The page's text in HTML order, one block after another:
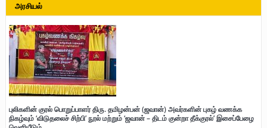
அரசியல்
புலிகளின் குரல் பொறுப்பாளர் திரு. தமிழன்பன் (ஜவான்) அவர்களின் புகழ் வணக்க
நிகழ்வும் ‘விடுதலைச் சிற்பி’ நூல் மற்றும் ‘ஜவான் – திடம் குன்றா தீக்குரல்’ இசைப்பேழை